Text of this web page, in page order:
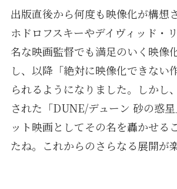
出版直後から何度も映像化が構想
ホドロフスキーやデイヴィッド・
名な映画監督でも満足のいく映像
し、以降「絶対に映像化できない
られるようになりました。しかし
された「DUNE/デューン 砂の惑
ット映画としてその名を轟かせる
たね。これからのさらなる展開が